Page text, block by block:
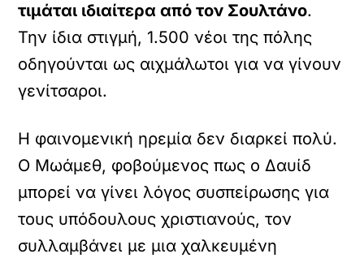
τιμάται ιδιαίτερα από τον Σουλτάνο.
Την ίδια στιγμή, 1.500 νέοι της πόλης
οδηγούνται ως αιχμάλωτοι για να γίνουν
γενίτσαροι.
Η φαινομενική ηρεμία δεν διαρκεί πολύ.
Ο Μωάμεθ, φοβούμενος πως ο Δαυίδ
μπορεί να γίνει λόγος συσπείρωσης για
τους υπόδουλους χριστιανούς, τον
συλλαμβάνει με μια χαλκευμένη